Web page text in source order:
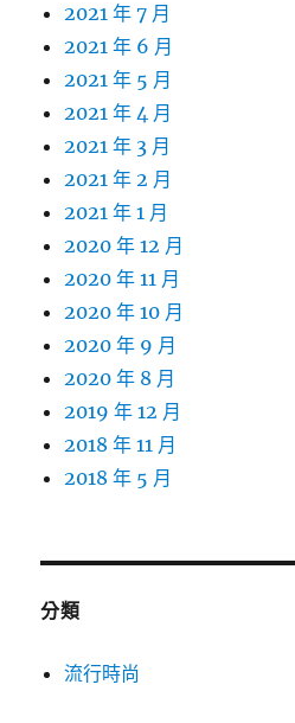
2021 年 7 月
2021 年 6 月
2021 年 5 月
2021 年 4 月
2021 年 3 月
2021 年 2 月
2021 年 1 月
2020 年 12 月
2020 年 11 月
2020 年 10 月
2020 年 9 月
2020 年 8 月
2019 年 12 月
2018 年 11 月
2018 年 5 月
分類
流行時尚